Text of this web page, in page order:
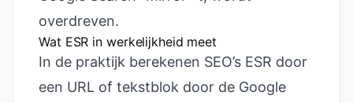
overdreven.
Wat ESR in werkelijkheid meet
In de praktijk berekenen SEO’s ESR door
een URL of tekstblok door de Google